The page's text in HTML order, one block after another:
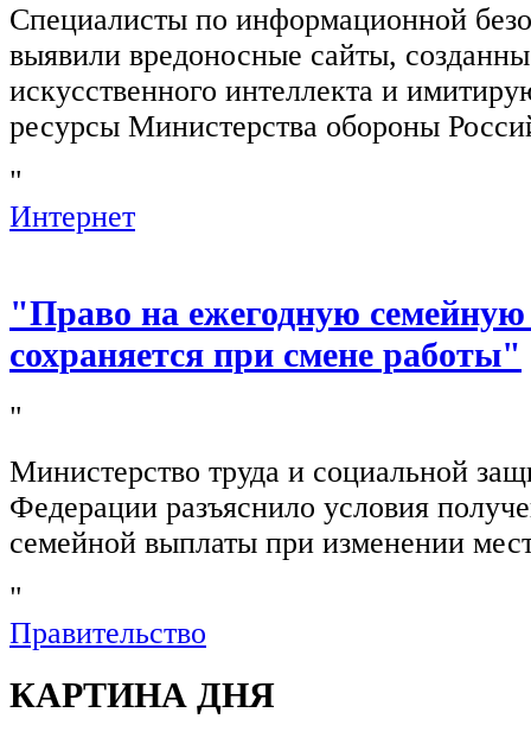
Специалисты по информационной
выявили вредоносные сайты,
искусственного интеллекта и
ресурсы Министерства обороны
"
Интернет
"Право на ежегодную
сохраняется при смене работы"
"
Министерство труда и социальной
Федерации разъяснило условия
семейной выплаты при изменении
"
Правительство
КАРТИНА ДНЯ